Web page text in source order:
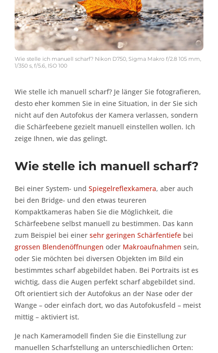
Wie stelle ich manuell scharf? Nikon D750, Sigma Makro f/2.8 105 mm,
1/350 s, f/5.6, ISO 100
Wie stelle ich manuell scharf? Je länger Sie fotografieren,
desto eher kommen Sie in eine Situation, in der Sie sich
nicht auf den Autofokus der Kamera verlassen, sondern
die Schärfeebene gezielt manuell einstellen wollen. Ich
zeige Ihnen, wie das gelingt.
Wie stelle ich manuell scharf?
Bei einer System- und Spiegelreflexkamera, aber auch
bei den Bridge- und den etwas teureren
Kompaktkameras haben Sie die Möglichkeit, die
Schärfeebene selbst manuell zu bestimmen. Das kann
zum Beispiel bei einer sehr geringen Schärfentiefe bei
grossen Blendenöffnungen oder Makroaufnahmen sein,
oder Sie möchten bei diversen Objekten im Bild ein
bestimmtes scharf abgebildet haben. Bei Portraits ist es
wichtig, dass die Augen perfekt scharf abgebildet sind.
Oft orientiert sich der Autofokus an der Nase oder der
Wange – oder einfach dort, wo das Autofokusfeld – meist
mittig – aktiviert ist.
Je nach Kameramodell finden Sie die Einstellung zur
manuellen Scharfstellung an unterschiedlichen Orten: